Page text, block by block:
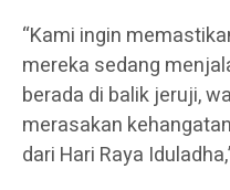
“Kami ingin
mereka sedang
berada di balik jeruji,
merasakan
dari Hari Raya